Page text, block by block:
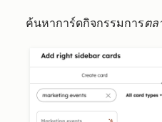
ค้นหาการ์ดกิจกรรมการตล